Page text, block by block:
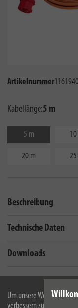
Um unsere Webseite für
verbessern zu können,
Artikelnummer
Kabellänge:5 m
5 m
20 m 25
Beschreibung
Technische Daten
Downloads